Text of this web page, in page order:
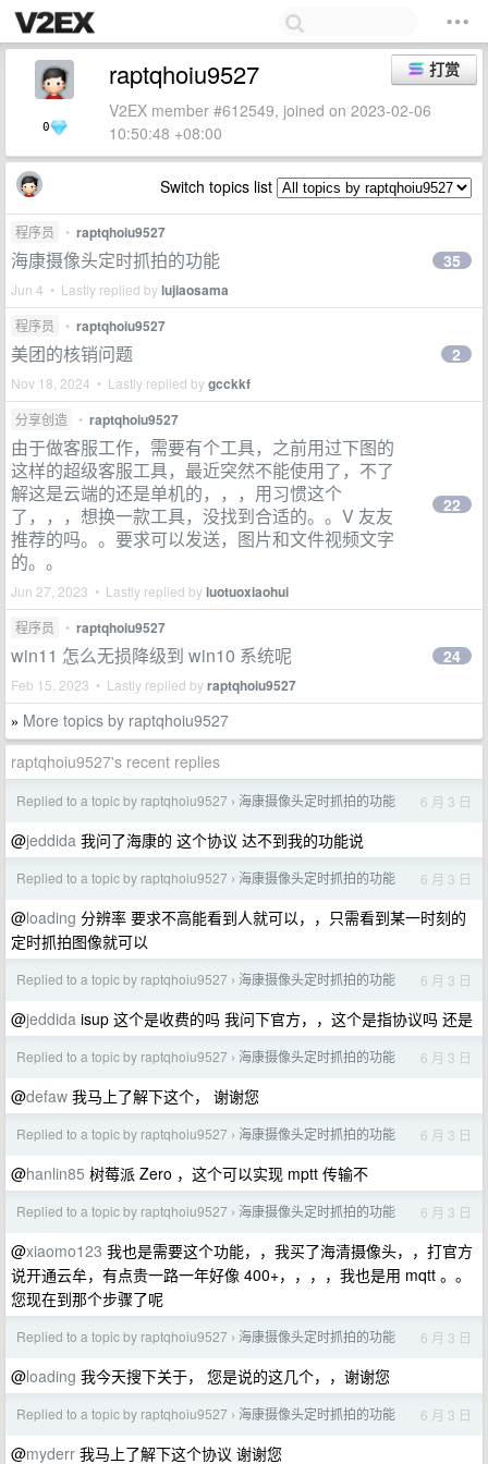
0
打赏
raptqhoiu9527
V2EX member #612549, joined on 2023-02-06
10:50:48 +08:00
Switch topics list
程序员 • raptqhoiu9527
海康摄像头定时抓拍的功能
Jun 4 • Lastly replied bylujiaosama
35
程序员 • raptqhoiu9527
美团的核销问题
Nov 18, 2024 • Lastly replied bygcckkf
2
分享创造 • raptqhoiu9527
由于做客服工作，需要有个工具，之前用过下图的
这样的超级客服工具，最近突然不能使用了，不了
解这是云端的还是单机的，，，用习惯这个
了，，，想换一款工具，没找到合适的。。V 友友
推荐的吗。。要求可以发送，图片和文件视频文字
的。。
Jun 27, 2023 • Lastly replied byluotuoxiaohui
22
程序员 • raptqhoiu9527
win11 怎么无损降级到 win10 系统呢
Feb 15, 2023 • Lastly replied byraptqhoiu9527
24
» More topics by raptqhoiu9527
raptqhoiu9527's recent replies
Replied to a topic by raptqhoiu9527 › 海康摄像头定时抓拍的功能 6 月 3 日
@jeddida 我问了海康的 这个协议 达不到我的功能说
Replied to a topic by raptqhoiu9527 › 海康摄像头定时抓拍的功能 6 月 3 日
@loading 分辨率 要求不高能看到人就可以，，只需看到某一时刻的
定时抓拍图像就可以
Replied to a topic by raptqhoiu9527 › 海康摄像头定时抓拍的功能 6 月 3 日
@jeddida isup 这个是收费的吗 我问下官方，，这个是指协议吗 还是
Replied to a topic by raptqhoiu9527 › 海康摄像头定时抓拍的功能 6 月 3 日
@defaw 我马上了解下这个， 谢谢您
Replied to a topic by raptqhoiu9527 › 海康摄像头定时抓拍的功能 6 月 3 日
@hanlin85 树莓派 Zero ，这个可以实现 mptt 传输不
Replied to a topic by raptqhoiu9527 › 海康摄像头定时抓拍的功能 6 月 3 日
@xiaomo123 我也是需要这个功能，，我买了海清摄像头，，打官方
说开通云牟，有点贵一路一年好像 400+，，，，我也是用 mqtt 。。
您现在到那个步骤了呢
Replied to a topic by raptqhoiu9527 › 海康摄像头定时抓拍的功能 6 月 3 日
@loading 我今天搜下关于， 您是说的这几个，，谢谢您
Replied to a topic by raptqhoiu9527 › 海康摄像头定时抓拍的功能 6 月 3 日
@myderr 我马上了解下这个协议 谢谢您